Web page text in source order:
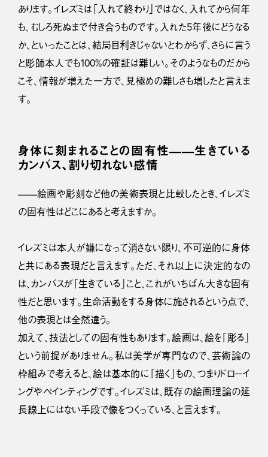
あります。イレズミは「入れて終わり」ではなく、入れてから何年
も、むしろ死ぬまで付き合うものです。入れた5年後にどうなる
か、といったことは、結局目利きじゃないとわからず、さらに言う
と彫師本人でも100%の確証は難しい。そのようなものだから
こそ、情報が増えた一方で、見極めの難しさも増したと言えま
す。
身体に刻まれることの固有性——生きている
カンバス、割り切れない感情
——絵画や彫刻など他の美術表現と比較したとき、イレズミ
の固有性はどこにあると考えますか。
イレズミは本人が嫌になって消さない限り、不可逆的に身体
と共にある表現だと言えます。ただ、それ以上に決定的なの
は、カンバスが「生きている」こと、これがいちばん大きな固有
性だと思います。生命活動をする身体に施されるという点で、
他の表現とは全然違う。
加えて、技法としての固有性もあります。絵画は、絵を「彫る」
という前提がありません。私は美学が専門なので、芸術論の
枠組みで考えると、絵は基本的に「描く」もの、つまりドローイ
ングやペインティングです。イレズミは、既存の絵画理論の延
長線上にはない手段で像をつくっている、と言えます。